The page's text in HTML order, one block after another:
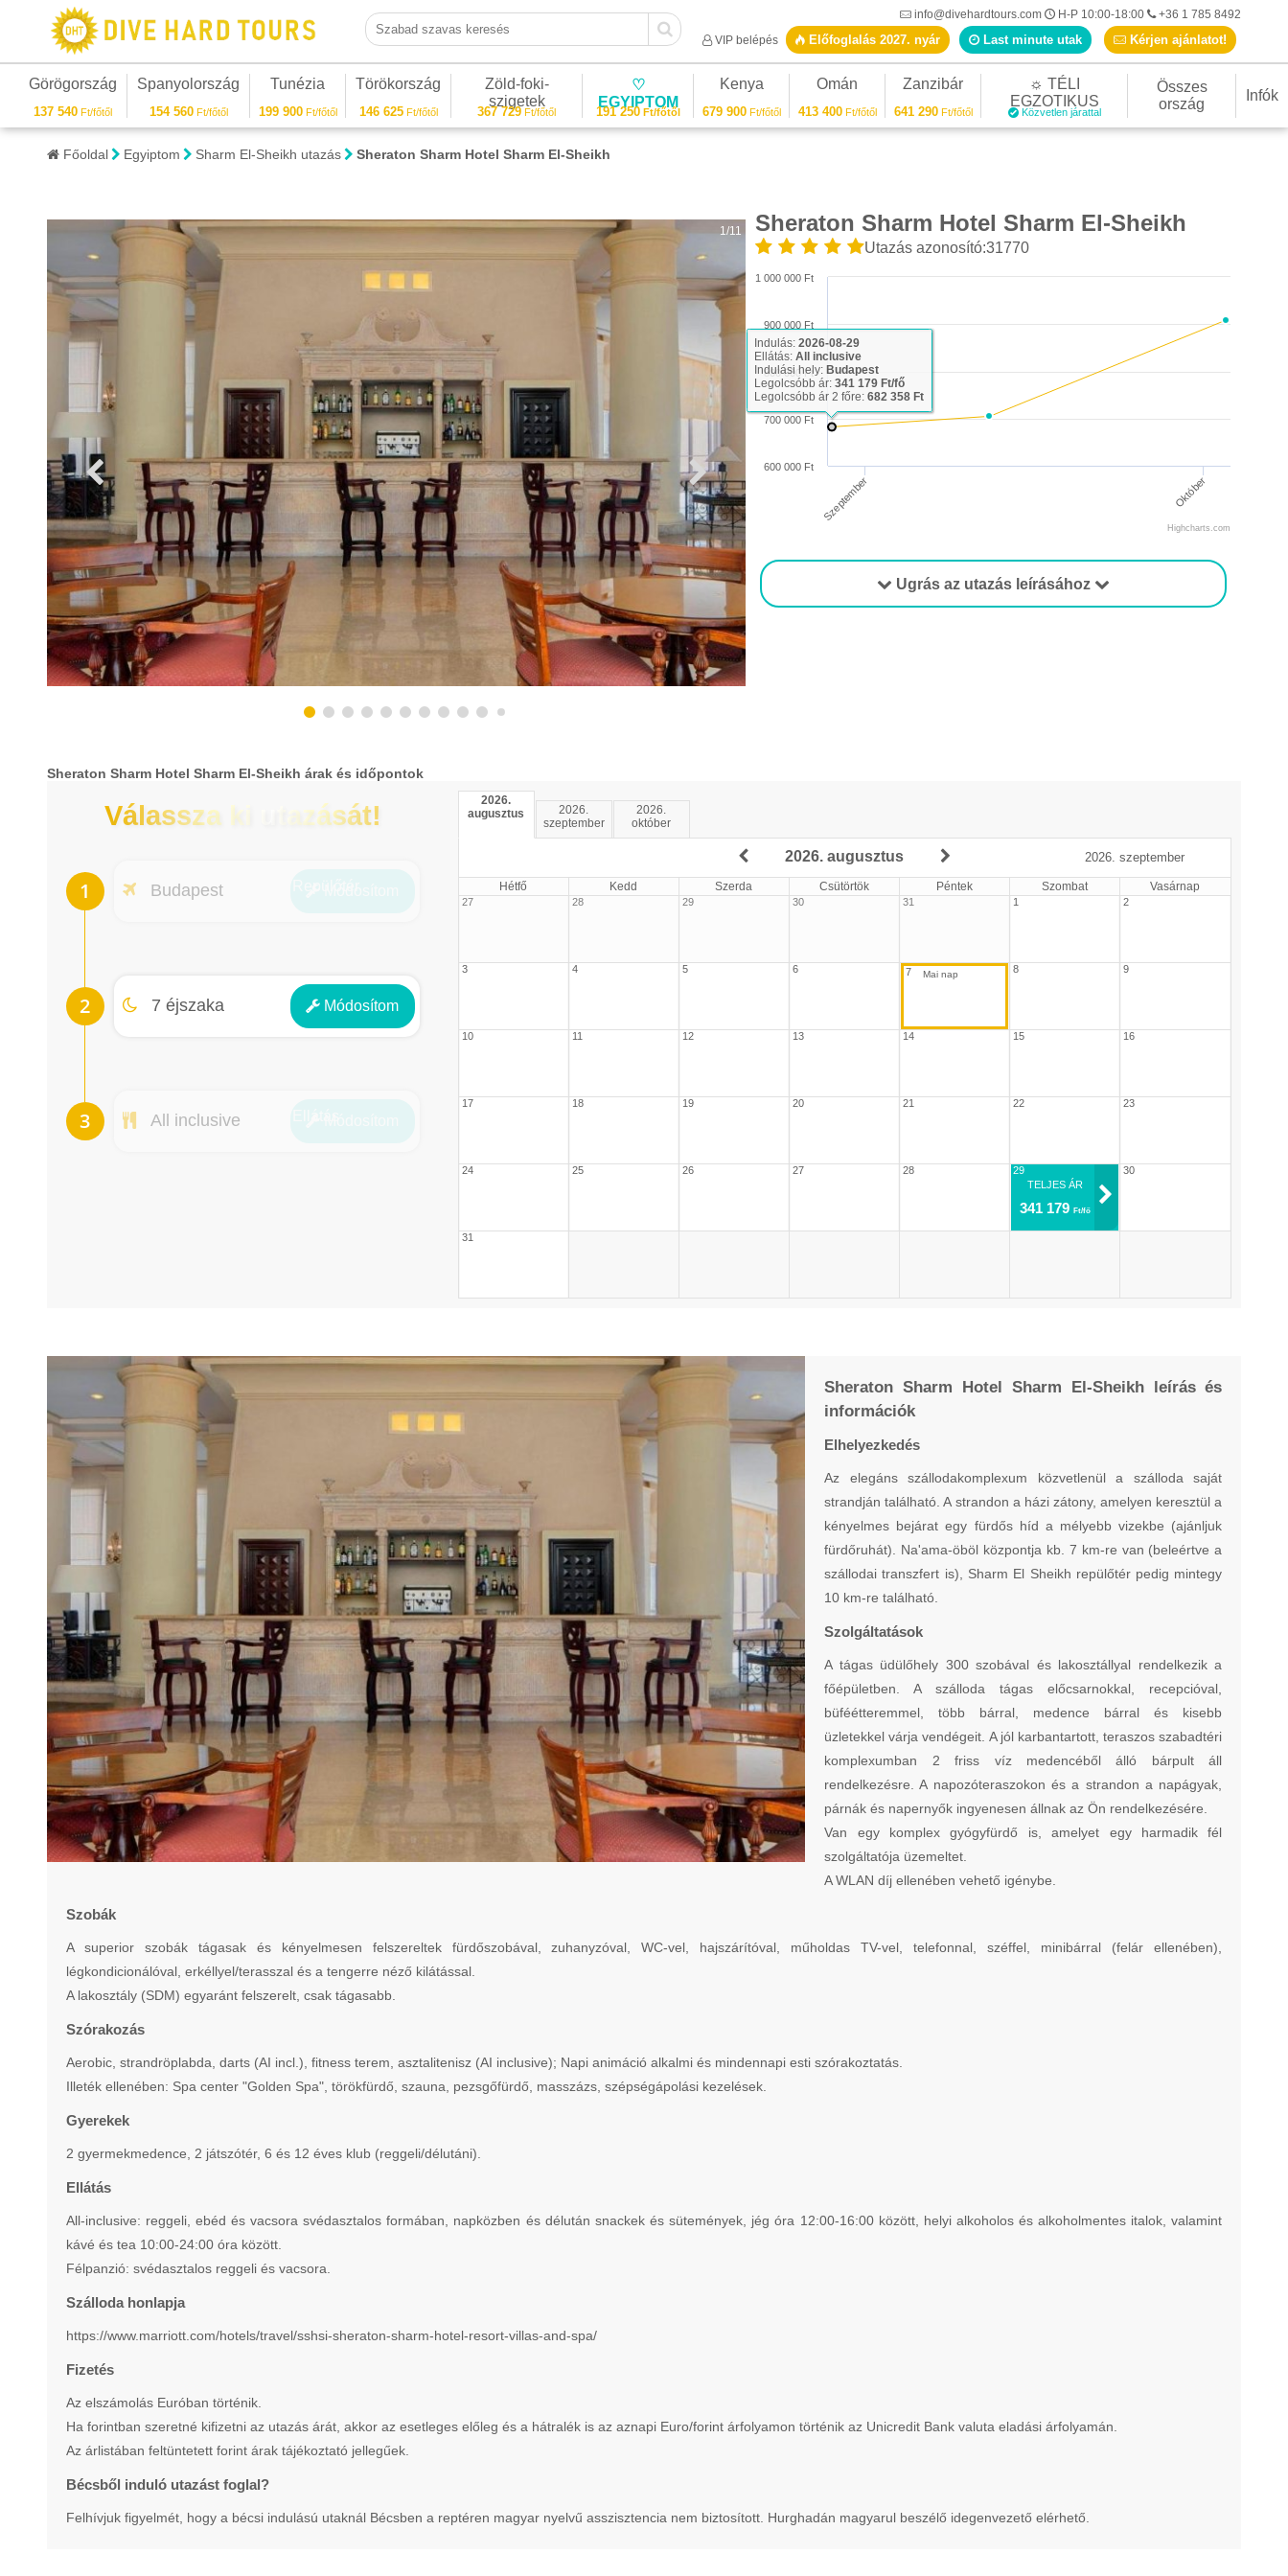
Szabad szavas keresés
info@divehardtours.com H-P 10:00-18:00
+36 1 785 8492
VIP belépés
Előfoglalás 2027. nyár Last minute utak Kérjen ajánlatot!
Görögország
137 540 Ft/főtől
Spanyolország
154 560Ft/főtől
Tunézia
199 900Ft/főtől
Törökország
146 625Ft/főtől
Zöld-foki-
szigetek
367 729 Ft/főtől
♡
EGYIPTOM
191 250Ft/főtől
Kenya
679 900Ft/főtől
Omán
413 400Ft/főtől
Zanzibár
641 290Ft/főtől
☼ TÉLI
EGZOTIKUS
Közvetlen járattal
Összes
ország
Infók
Főoldal Egyiptom Sharm El-Sheikh utazás Sheraton Sharm Hotel Sharm El-Sheikh
Sheraton Sharm Hotel Sharm El-Sheikh
Utazás azonosító:31770
Szeptember Október
600 000 Ft
700 000 Ft
800 000 Ft
900 000 Ft
1 000 000 Ft
Highcharts.com
Indulás:2026-08-29
Ellátás:All inclusive
Indulási hely: Budapest
Legolcsóbb ár:341 179 Ft/fő
Legolcsóbb ár 2 főre:682 358 Ft
Ugrás az utazás leírásához
1/11
Sheraton Sharm Hotel Sharm El-Sheikh árak és időpontok
Válassza ki utazását!
Budapest
7 éjszaka Módosítom
Éjszakák
All inclusive
2026.
augusztus
2026.
szeptember
2026.
október
2026. augusztus 2026. szeptember
Hétfő Kedd Szerda Csütörtök Péntek Szombat Vasárnap
27 28 29 30 31 1 2
3 4 5 6 7 8 9
10 11 12 13 14 15 16
17 18 19 20 21 22 23
24 25 26 27 28
29
TELJES ÁR
341 179Ft/fő
30
31
Sheraton Sharm Hotel Sharm El-Sheikh leírás és
információk
Elhelyezkedés
Az elegáns szállodakomplexum közvetlenül a szálloda saját
strandján található. A strandon a házi zátony, amelyen keresztül a
kényelmes bejárat egy fürdős híd a mélyebb vizekbe (ajánljuk
fürdőruhát). Na'ama-öböl központja kb. 7 km-re van (beleértve a
szállodai transzfert is), Sharm El Sheikh repülőtér pedig mintegy
10 km-re található.
Szolgáltatások
A tágas üdülőhely 300 szobával és lakosztállyal rendelkezik a
főépületben. A szálloda tágas előcsarnokkal, recepcióval,
büféétteremmel, több bárral, medence bárral és kisebb
üzletekkel várja vendégeit. A jól karbantartott, teraszos szabadtéri
komplexumban 2 friss víz medencéből álló bárpult áll
rendelkezésre. A napozóteraszokon és a strandon a napágyak,
párnák és napernyők ingyenesen állnak az Ön rendelkezésére.
Van egy komplex gyógyfürdő is, amelyet egy harmadik fél
szolgáltatója üzemeltet.
A WLAN díj ellenében vehető igénybe.
Szobák
A superior szobák tágasak és kényelmesen felszereltek fürdőszobával, zuhanyzóval, WC-vel, hajszárítóval, műholdas TV-vel, telefonnal, széffel, minibárral (felár ellenében),
légkondicionálóval, erkéllyel/terasszal és a tengerre néző kilátással.
A lakosztály (SDM) egyaránt felszerelt, csak tágasabb.
Szórakozás
Aerobic, strandröplabda, darts (AI incl.), fitness terem, asztalitenisz (AI inclusive); Napi animáció alkalmi és mindennapi esti szórakoztatás.
Illeték ellenében: Spa center "Golden Spa", törökfürdő, szauna, pezsgőfürdő, masszázs, szépségápolási kezelések.
Gyerekek
2 gyermekmedence, 2 játszótér, 6 és 12 éves klub (reggeli/délutáni).
Ellátás
All-inclusive: reggeli, ebéd és vacsora svédasztalos formában, napközben és délután snackek és sütemények, jég óra 12:00-16:00 között, helyi alkoholos és alkoholmentes italok, valamint
kávé és tea 10:00-24:00 óra között.
Félpanzió: svédasztalos reggeli és vacsora.
Szálloda honlapja
https://www.marriott.com/hotels/travel/sshsi-sheraton-sharm-hotel-resort-villas-and-spa/
Fizetés
Az elszámolás Euróban történik.
Ha forintban szeretné kifizetni az utazás árát, akkor az esetleges előleg és a hátralék is az aznapi Euro/forint árfolyamon történik az Unicredit Bank valuta eladási árfolyamán.
Az árlistában feltüntetett forint árak tájékoztató jellegűek.
Bécsből induló utazást foglal?
Felhívjuk figyelmét, hogy a bécsi indulású utaknál Bécsben a reptéren magyar nyelvű asszisztencia nem biztosított. Hurghadán magyarul beszélő idegenvezető elérhető.